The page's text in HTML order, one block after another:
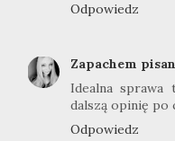
Odpowiedz
Zapachem
Idealna sprawa
dalszą opinię po
Odpowiedz